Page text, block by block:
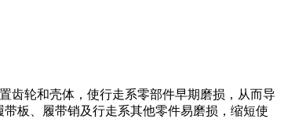
轮和壳体，使行走系零部件早期磨损，从而导
带板、履带销及行走系其他零件易磨损，缩短使